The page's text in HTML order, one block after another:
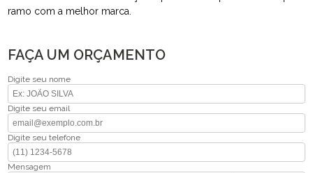
ramo com a melhor marca.
FAÇA UM ORÇAMENTO
Digite seu nome
Digite seu email
Digite seu telefone
Mensagem